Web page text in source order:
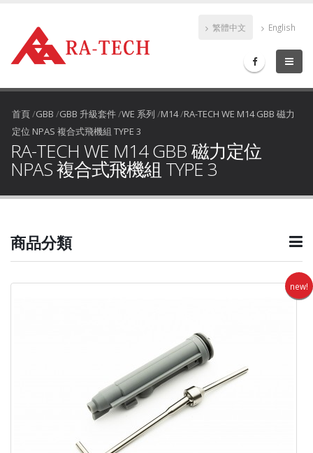
繁體中文 English
首頁/GBB /GBB 升級套件/WE 系列 /M14/RA-TECH WE M14 GBB 磁力
定位 NPAS 複合式飛機組 TYPE 3
RA-TECH WE M14 GBB 磁力定位
NPAS 複合式飛機組 TYPE 3
商品分類
new!